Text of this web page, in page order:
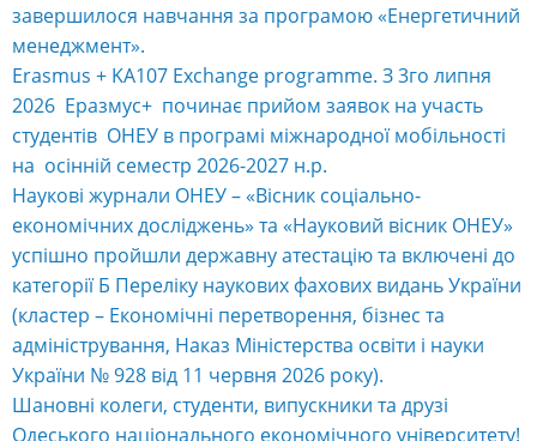
завершилося навчання за програмою «Енергетичний
менеджмент».
Erasmus + KA107 Exchange programme. З 3го липня
2026 Еразмус+ починає прийом заявок на участь
студентів ОНЕУ в програмі міжнародної мобільності
на осінній семестр 2026-2027 н.р.
Наукові журнали ОНЕУ – «Вісник соціально-
економічних досліджень» та «Науковий вісник ОНЕУ»
успішно пройшли державну атестацію та включені до
категорії Б Переліку наукових фахових видань України
(кластер – Економічні перетворення, бізнес та
адміністрування, Наказ Міністерства освіти і науки
України № 928 від 11 червня 2026 року).
Шановні колеги, студенти, випускники та друзі
Одеського національного економічного університету!